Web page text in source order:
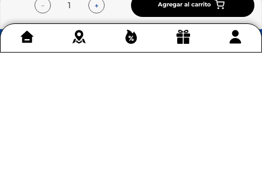
＋
－ Agregar al carrito